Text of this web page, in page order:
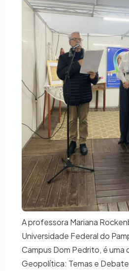
A professora Mariana
Universidade Federal do
Campus Dom Pedrito, é uma
Geopolítica: Temas e